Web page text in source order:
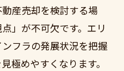
産売却を検討する場
」が不可欠です。エリ
フラの発展状況を把握
極めやすくなります。